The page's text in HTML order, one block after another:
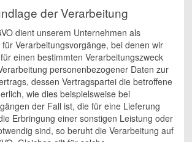
der Verarbeitung
dient unserem Unternehmen als
Verarbeitungsvorgänge, bei denen wir
einen bestimmten Verarbeitungszweck
personenbezogener Daten zur
dessen Vertragspartei die betroffene
wie dies beispielsweise bei
der Fall ist, die für eine Lieferung
Erbringung einer sonstigen Leistung oder
sind, so beruht die Verarbeitung auf